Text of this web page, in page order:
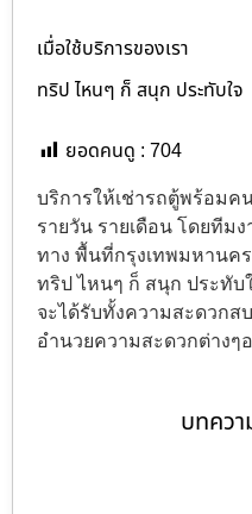
เมื่อใช้บริการของเรา
ทริป ไหนๆ ก็ สนุก ประทับใจ
ยอดคนดู : 704
บริการให้เช่ารถตู้พร้อมค
รายวัน รายเดือน โดยทีม
ทาง พื้นที่กรุงเทพมหานค
ทริป ไหนๆ ก็ สนุก ประทับ
จะได้รับทั้งความสะดวก
อำนวยความสะดวกต่างๆ
บทคว